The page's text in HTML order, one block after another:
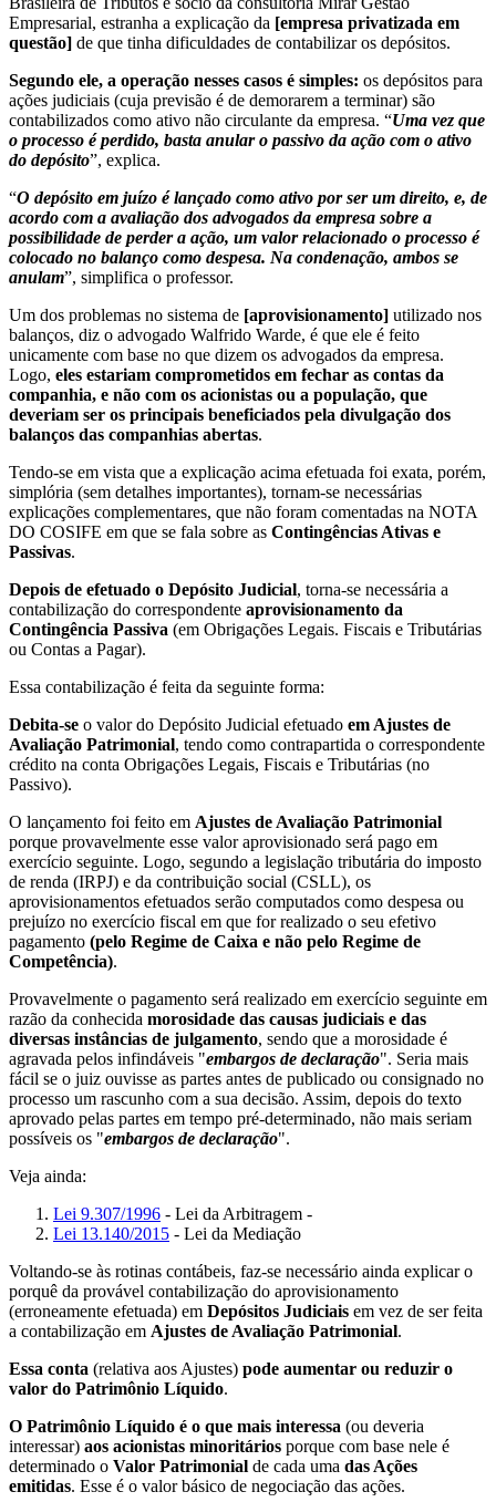
Empresarial, estranha a explicação da [empresa privatizada em
questão] de que tinha dificuldades de contabilizar os depósitos.
Segundo ele, a operação nesses casos é simples: os depósitos para
ações judiciais (cuja previsão é de demorarem a terminar) são
contabilizados como ativo não circulante da empresa. “Uma vez que
o processo é perdido, basta anular o passivo da ação com o ativo
do depósito”, explica.
“O depósito em juízo é lançado como ativo por ser um direito, e, de
acordo com a avaliação dos advogados da empresa sobre a
possibilidade de perder a ação, um valor relacionado o processo é
colocado no balanço como despesa. Na condenação, ambos se
anulam”, simplifica o professor.
Um dos problemas no sistema de [aprovisionamento] utilizado nos
balanços, diz o advogado Walfrido Warde, é que ele é feito
unicamente com base no que dizem os advogados da empresa.
Logo, eles estariam comprometidos em fechar as contas da
companhia, e não com os acionistas ou a população, que
deveriam ser os principais beneficiados pela divulgação dos
balanços das companhias abertas.
Tendo-se em vista que a explicação acima efetuada foi exata, porém,
simplória (sem detalhes importantes), tornam-se necessárias
explicações complementares, que não foram comentadas na NOTA
DO COSIFE em que se fala sobre as Contingências Ativas e
Passivas.
Depois de efetuado o Depósito Judicial, torna-se necessária a
contabilização do correspondente aprovisionamento da
Contingência Passiva (em Obrigações Legais. Fiscais e Tributárias
ou Contas a Pagar).
Essa contabilização é feita da seguinte forma:
Debita-se o valor do Depósito Judicial efetuado em Ajustes de
Avaliação Patrimonial, tendo como contrapartida o correspondente
crédito na conta Obrigações Legais, Fiscais e Tributárias (no
Passivo).
O lançamento foi feito em Ajustes de Avaliação Patrimonial
porque provavelmente esse valor aprovisionado será pago em
exercício seguinte. Logo, segundo a legislação tributária do imposto
de renda (IRPJ) e da contribuição social (CSLL), os
aprovisionamentos efetuados serão computados como despesa ou
prejuízo no exercício fiscal em que for realizado o seu efetivo
pagamento (pelo Regime de Caixa e não pelo Regime de
Competência).
Provavelmente o pagamento será realizado em exercício seguinte em
razão da conhecida morosidade das causas judiciais e das
diversas instâncias de julgamento, sendo que a morosidade é
agravada pelos infindáveis "embargos de declaração". Seria mais
fácil se o juiz ouvisse as partes antes de publicado ou consignado no
processo um rascunho com a sua decisão. Assim, depois do texto
aprovado pelas partes em tempo pré-determinado, não mais seriam
possíveis os "embargos de declaração".
Veja ainda:
Lei 9.307/1996 - Lei da Arbitragem -
Lei 13.140/2015 - Lei da Mediação
Voltando-se às rotinas contábeis, faz-se necessário ainda explicar o
porquê da provável contabilização do aprovisionamento
(erroneamente efetuada) em Depósitos Judiciais em vez de ser feita
a contabilização em Ajustes de Avaliação Patrimonial.
Essa conta (relativa aos Ajustes) pode aumentar ou reduzir o
valor do Patrimônio Líquido.
O Patrimônio Líquido é o que mais interessa (ou deveria
interessar) aos acionistas minoritários porque com base nele é
determinado o Valor Patrimonial de cada uma das Ações
emitidas. Esse é o valor básico de negociação das ações.